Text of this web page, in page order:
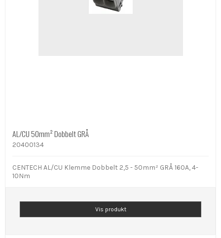
AL/CU 50mm² Dobbelt GRÅ
20400134
CENTECH AL/CU Klemme Dobbelt 2,5 - 50mm² GRÅ 160A, 4-
10Nm
Vis produkt